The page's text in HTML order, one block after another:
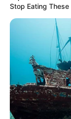
Stop Eating These